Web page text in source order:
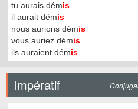
tu aurais démis
il aurait démis
nous aurions démis
vous auriez démis
ils auraient démis
Impératif